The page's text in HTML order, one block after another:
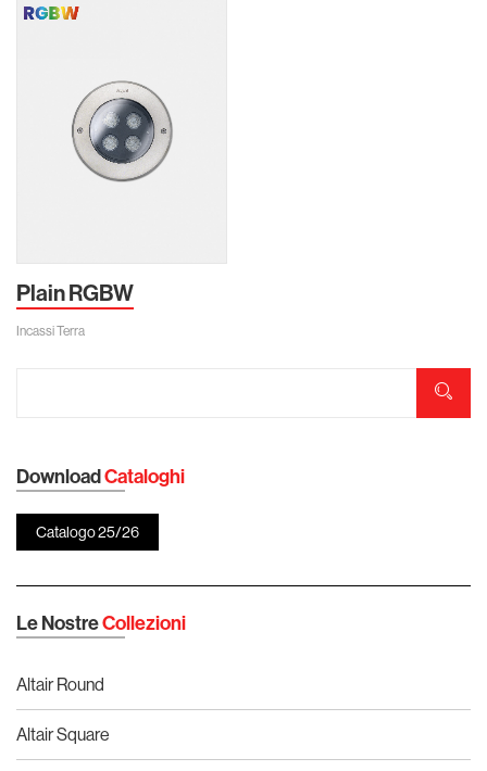
Plain RGBW
Incassi Terra
DownloadCataloghi
Catalogo 25/26
Le NostreCollezioni
Altair Round
Altair Square